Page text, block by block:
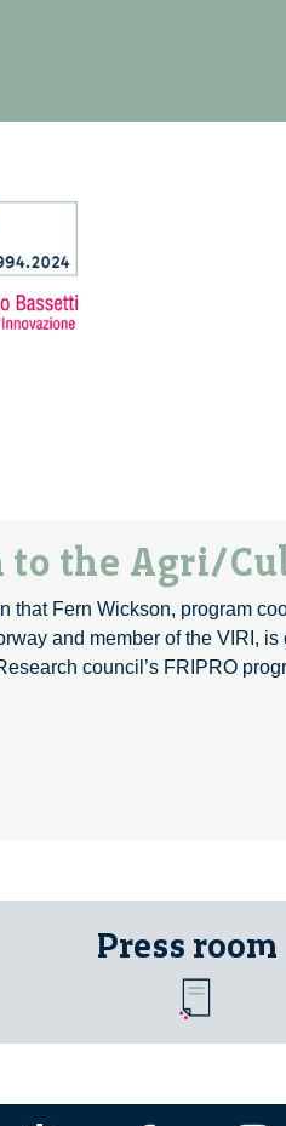
the Agri/
that Fern Wickson, program
and member of the VIRI,
council’s FRIPRO
Press room